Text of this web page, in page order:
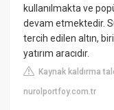
kullanılmakta ve
devam etmektedir.
tercih edilen altın,
yatırım aracıdır.
Kaynak kaldırma
nurolportfoy.com.tr